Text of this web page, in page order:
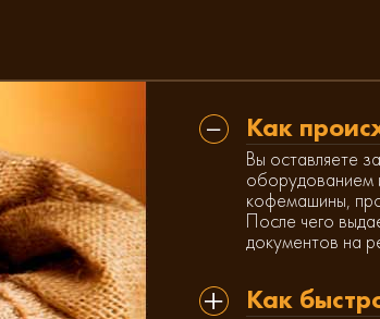
Как
Вы оставляете
оборудованием
кофемашины,
После чего
документов на
Как